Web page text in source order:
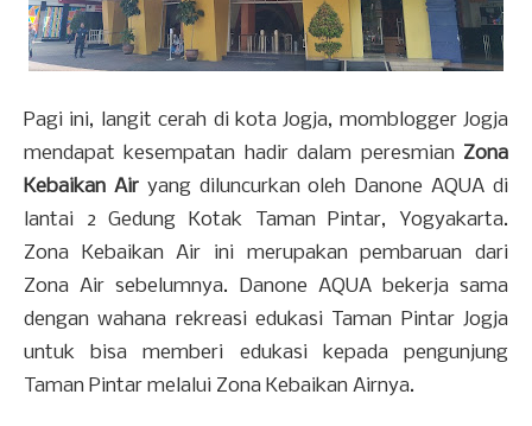
Pagi ini, langit cerah di kota Jogja, momblogger Jogja
mendapat kesempatan hadir dalam peresmian Zona
Kebaikan Airyang diluncurkan oleh Danone AQUA di
lantai 2 Gedung Kotak Taman Pintar, Yogyakarta.
Zona Kebaikan Air ini merupakan pembaruan dari
Zona Air sebelumnya. Danone AQUA bekerja sama
dengan wahana rekreasi edukasi Taman Pintar Jogja
untuk bisa memberi edukasi kepada pengunjung
Taman Pintar melalui Zona Kebaikan Airnya.